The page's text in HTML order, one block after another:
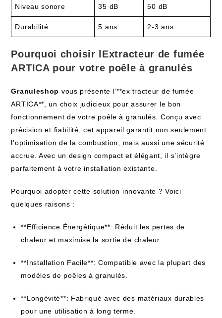
Niveau sonore 35 dB 50 dB
Durabilité 5 ans 2-3 ans
Pourquoi choisir lExtracteur de fumée
ARTICA pour votre poêle à granulés
Granuleshop vous présente l’**ex‘tracteur de fumée
ARTICA**, un choix judicieux pour assurer le bon
fonctionnement de votre poêle à granulés. Conçu avec
précision et fiabilité, cet appareil garantit non seulement
l’optimisation de la combustion, mais aussi une sécurité
accrue. Avec un design compact et élégant, il s’intègre
parfaitement à votre installation existante.
Pourquoi adopter cette solution innovante ? Voici
quelques raisons :
**Efficience Énergétique**: Réduit les pertes de
chaleur et maximise la sortie de chaleur.
**Installation Facile**: Compatible avec la plupart des
modèles de poêles à granulés.
**Longévité**: Fabriqué avec des matériaux durables
pour une utilisation à long terme.